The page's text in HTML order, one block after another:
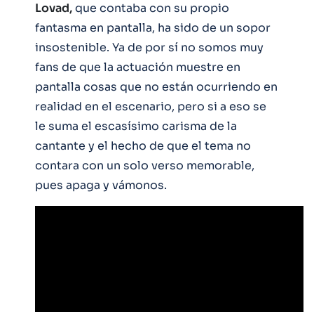
Lovad,que contaba con su propio
fantasma en pantalla, ha sido de un sopor
insostenible. Ya de por sí no somos muy
fans de que la actuación muestre en
pantalla cosas que no están ocurriendo en
realidad en el escenario, pero si a eso se
le suma el escasísimo carisma de la
cantante y el hecho de que el tema no
contara con un solo verso memorable,
pues apaga y vámonos.